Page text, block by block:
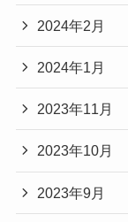
2024年2月
2024年1月
2023年11月
2023年10月
2023年9月